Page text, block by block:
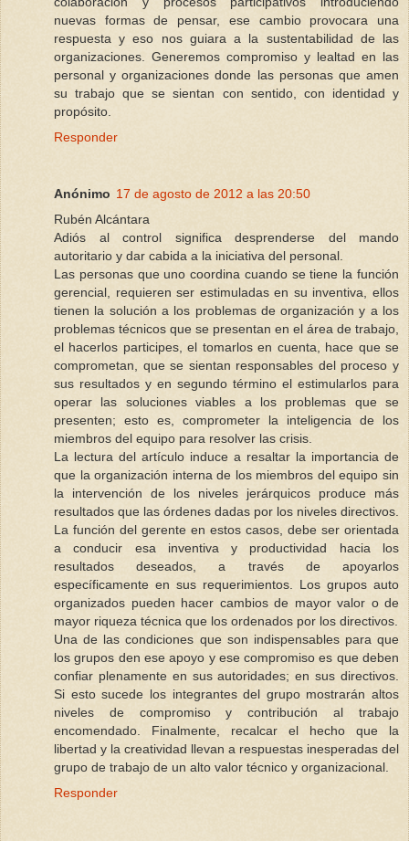
nuevas formas de pensar, ese cambio provocara una
respuesta y eso nos guiara a la sustentabilidad de las
organizaciones. Generemos compromiso y lealtad en las
personal y organizaciones donde las personas que amen
su trabajo que se sientan con sentido, con identidad y
propósito.
Responder
Anónimo 17 de agosto de 2012 a las 20:50
Rubén Alcántara
Adiós al control significa desprenderse del mando
autoritario y dar cabida a la iniciativa del personal.
Las personas que uno coordina cuando se tiene la función
gerencial, requieren ser estimuladas en su inventiva, ellos
tienen la solución a los problemas de organización y a los
problemas técnicos que se presentan en el área de trabajo,
el hacerlos participes, el tomarlos en cuenta, hace que se
comprometan, que se sientan responsables del proceso y
sus resultados y en segundo término el estimularlos para
operar las soluciones viables a los problemas que se
presenten; esto es, comprometer la inteligencia de los
miembros del equipo para resolver las crisis.
La lectura del artículo induce a resaltar la importancia de
que la organización interna de los miembros del equipo sin
la intervención de los niveles jerárquicos produce más
resultados que las órdenes dadas por los niveles directivos.
La función del gerente en estos casos, debe ser orientada
a conducir esa inventiva y productividad hacia los
resultados deseados, a través de apoyarlos
específicamente en sus requerimientos. Los grupos auto
organizados pueden hacer cambios de mayor valor o de
mayor riqueza técnica que los ordenados por los directivos.
Una de las condiciones que son indispensables para que
los grupos den ese apoyo y ese compromiso es que deben
confiar plenamente en sus autoridades; en sus directivos.
Si esto sucede los integrantes del grupo mostrarán altos
niveles de compromiso y contribución al trabajo
encomendado. Finalmente, recalcar el hecho que la
libertad y la creatividad llevan a respuestas inesperadas del
grupo de trabajo de un alto valor técnico y organizacional.
Responder